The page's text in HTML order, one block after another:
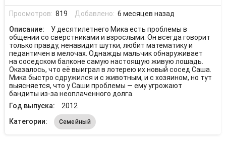
Просмотров: 819 Добавлено: 6 месяцев назад
Описание:
У десятилетнего Мика есть проблемы в
общении со сверстниками и взрослыми. Он всегда говорит
только правду, ненавидит шутки, любит математику и
педантичен в мелочах. Однажды мальчик обнаруживает
на соседском балконе самую настоящую живую лошадь.
Оказалось, что её выиграл в лотерею их новый сосед Саша.
Мика быстро сдружился и с животным, и с хозяином, но тут
выясняется, что у Саши проблемы — ему угрожают
бандиты из-за неоплаченного долга.
Год выпуска:
2012
Категории:
Семейный